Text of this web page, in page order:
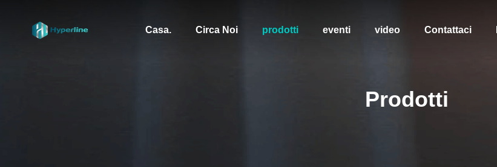
Casa. Circa Noi prodotti eventi video Contattaci
Prodotti